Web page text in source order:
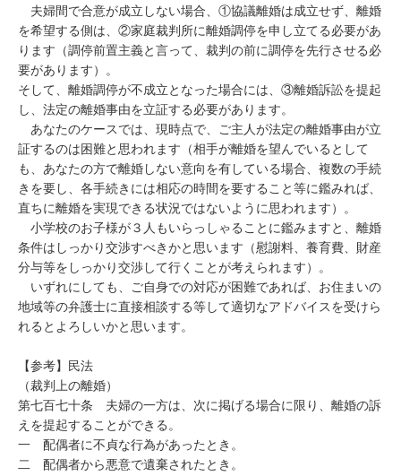
夫婦間で合意が成立しない場合、①協議離婚は成立せず、離婚
を希望する側は、②家庭裁判所に離婚調停を申し立てる必要があ
ります（調停前置主義と言って、裁判の前に調停を先行させる必
要があります）。
そして、離婚調停が不成立となった場合には、③離婚訴訟を提起
し、法定の離婚事由を立証する必要があります。
あなたのケースでは、現時点で、ご主人が法定の離婚事由が立
証するのは困難と思われます（相手が離婚を望んでいるとして
も、あなたの方で離婚しない意向を有している場合、複数の手続
きを要し、各手続きには相応の時間を要すること等に鑑みれば、
直ちに離婚を実現できる状況ではないように思われます）。
小学校のお子様が３人もいらっしゃることに鑑みますと、離婚
条件はしっかり交渉すべきかと思います（慰謝料、養育費、財産
分与等をしっかり交渉して行くことが考えられます）。
いずれにしても、ご自身での対応が困難であれば、お住まいの
地域等の弁護士に直接相談する等して適切なアドバイスを受けら
れるとよろしいかと思います。
【参考】民法
（裁判上の離婚）
第七百七十条　夫婦の一方は、次に掲げる場合に限り、離婚の訴
えを提起することができる。
一　配偶者に不貞な行為があったとき。
二　配偶者から悪意で遺棄されたとき。